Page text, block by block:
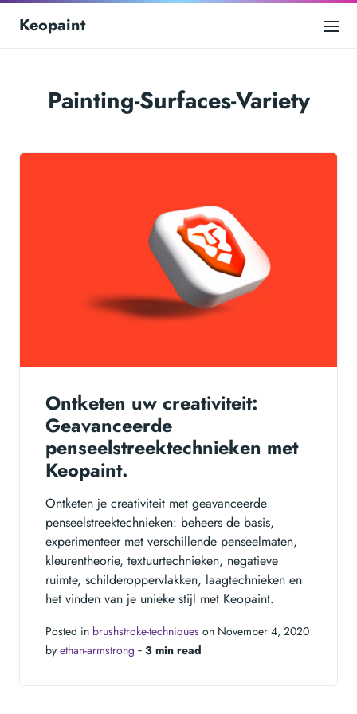
Keopaint
Painting-Surfaces-Variety
Ontketen uw creativiteit:
Geavanceerde
penseelstreektechnieken met
Keopaint.
Ontketen je creativiteit met geavanceerde
penseelstreektechnieken: beheers de basis,
experimenteer met verschillende penseelmaten,
kleurentheorie, textuurtechnieken, negatieve
ruimte, schilderoppervlakken, laagtechnieken en
het vinden van je unieke stijl met Keopaint.
Posted in brushstroke-techniques on November 4, 2020
by ethan-armstrong ‐ 3 min read